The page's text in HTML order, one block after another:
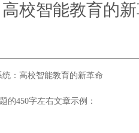
校智能教育的
：高校智能教育的新革命
450字左右文章示例：